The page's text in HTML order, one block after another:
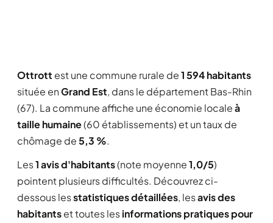
Ottrott est une commune rurale de1 594 habitants
située enGrand Est, dans le département Bas-Rhin
(67). La commune affiche une économie localeà
taille humaine(60 établissements) et un taux de
chômage de5,3 %.
Les1 avis d'habitants(note moyenne1,0/5)
pointent plusieurs difficultés. Découvrez ci-
dessous lesstatistiques détaillées, lesavis des
habitantset toutes lesinformations pratiques pour